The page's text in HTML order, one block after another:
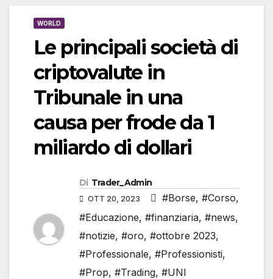
WORLD
Le principali società di
criptovalute in
Tribunale in una
causa per frode da 1
miliardo di dollari
Di Trader_Admin
OTT 20, 2023 #Borse, #Corso,
#Educazione, #finanziaria, #news,
#notizie, #oro, #ottobre 2023,
#Professionale, #Professionisti,
#Prop, #Trading, #UNI